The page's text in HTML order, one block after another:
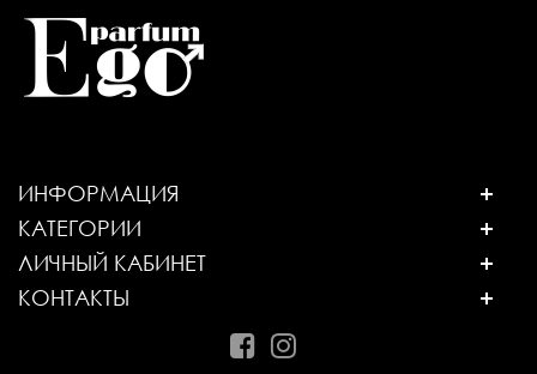
ИНФОРМАЦИЯ
КАТЕГОРИИ
ЛИЧНЫЙ КАБИНЕТ
КОНТАКТЫ